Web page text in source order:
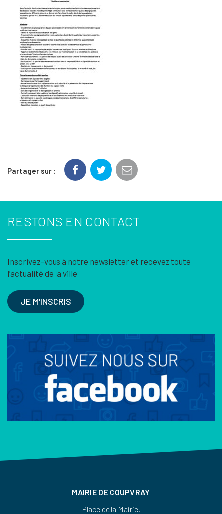
Partager sur :
RESTONS EN CONTACT
Inscrivez-vous à notre newsletter et recevez toute
l’actualité de la ville
JE M'INSCRIS
MAIRIE DE COUPVRAY
Place de la Mairie,